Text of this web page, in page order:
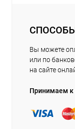
Вы можете
или по
на сайте
Принимаем к